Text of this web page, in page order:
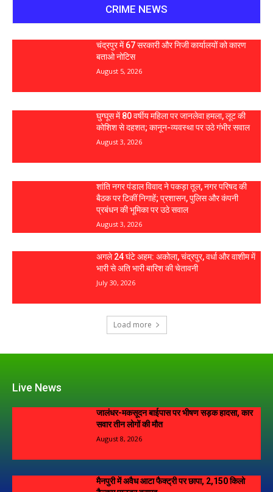
CRIME NEWS
चंद्रपुर में 67 सरकारी और निजी कार्यालयों को कारण
बताओ नोटिस
August 5, 2026
घुग्घूस में 80 वर्षीय महिला पर जानलेवा हमला, लूट की
कोशिश से दहशत; कानून-व्यवस्था पर उठे गंभीर सवाल
August 3, 2026
शांति नगर पंडाल विवाद ने पकड़ा तूल, नगर परिषद की
बैठक पर टिकीं निगाहें; प्रशासन, पुलिस और कंपनी
प्रबंधन की भूमिका पर उठे सवाल
August 3, 2026
अगले 24 घंटे अहम: अकोला, चंद्रपुर, वर्धा और वाशीम में
भारी से अति भारी बारिश की चेतावनी
July 30, 2026
Load more
Live News
जालंधर-मकसूदन बाईपास पर भीषण सड़क हादसा, कार
सवार तीन लोगों की मौत
August 8, 2026
मैनपुरी में अवैध आटा फैक्ट्री पर छापा, 2,150 किलो